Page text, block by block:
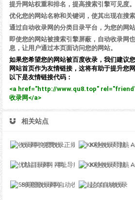
提升网站权重和排名，提高搜索引擎可见度。
优化您的网站名称和关键词，使其出现在搜索
通过自动收录网的分类目录平台，为您的网站
即使您的网站被搜索引擎屏蔽，自动收录网
息，让用户通过本页面访问您的网站。
如果您希望您的网站被百度收录，我们建议
网站首页作为友情链接，这将有助于提升您
以下是友情链接代码：
<a href="http://www.qu8.top"
收录网</a>
相关站点
收录网-免费收录正规网站-免费发布软文 KK秒收录导航 - ACG萌次元丨ACG导航网丨二次元导航丨资源网导航丨福利网址导航 - KK秒收录导航网
优站目录网 - 网址导航分类网站目录 - 自助网址提交自动收录 KK秒收录导航 - ACG萌次元丨ACG导航网丨二次元导航丨资源网导航丨福利网址导航 - KK秒收录导航网
58美图收录网-自动收录网站-流量交换-自动链 起尔自动收录